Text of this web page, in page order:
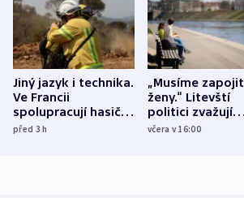
Jiný jazyk i technika.
Ve Francii
spolupracují hasiči z
různých zemí
před 3h
„Musíme zapojit
ženy.“ Litevští
politici zvažují
dohodu o
včera v 16:00